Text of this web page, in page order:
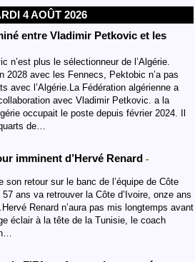
4 AOÛT 2026
entre Vladimir Petkovic et les
n’est plus le sélectionneur de l’Algérie.
2028 avec les Fennecs, Pektobic n’a pas
avec l’Algérie.La Fédération algérienne a
avec Vladimir Petkovic. a la
occupait le poste depuis février 2024. Il
de…
imminent d’Hervé Renard -
son retour sur le banc de l’équipe de Côte
ans va retrouver la Côte d’Ivoire, onze ans
Renard n’aura pas mis longtemps avant
éclair à la tête de la Tunisie, le coach